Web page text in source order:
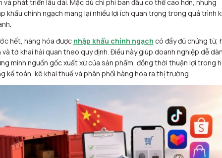
và phát triển lâu dài. Mặc dù chi phí ban đầu có thể cao hơn, nhưng
khẩu chính ngạch mang lại nhiều lợi ích quan trọng trong quá trình
hết, hàng hóa được nhập khẩu chính ngạch có đầy đủ chứng từ,
và tờ khai hải quan theo quy định. Điều này giúp doanh nghiệp dễ
minh nguồn gốc xuất xứ của sản phẩm, đồng thời thuận lợi trong
kế toán, kê khai thuế và phân phối hàng hóa ra thị trường.